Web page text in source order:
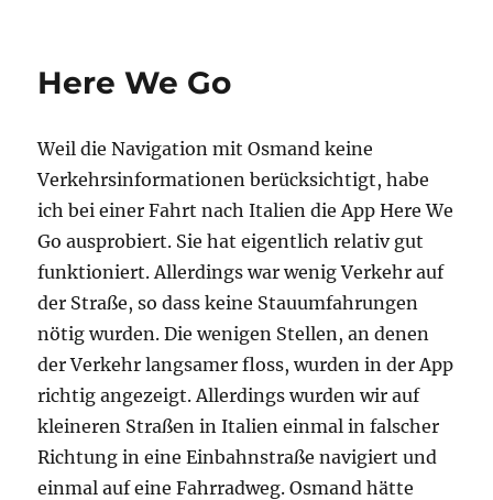
Here We Go
Weil die Navigation mit Osmand keine
Verkehrsinformationen berücksichtigt, habe
ich bei einer Fahrt nach Italien die App Here We
Go ausprobiert. Sie hat eigentlich relativ gut
funktioniert. Allerdings war wenig Verkehr auf
der Straße, so dass keine Stauumfahrungen
nötig wurden. Die wenigen Stellen, an denen
der Verkehr langsamer floss, wurden in der App
richtig angezeigt. Allerdings wurden wir auf
kleineren Straßen in Italien einmal in falscher
Richtung in eine Einbahnstraße navigiert und
einmal auf eine Fahrradweg. Osmand hätte